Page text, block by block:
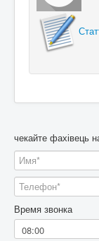
чекайте фахівець
Время звонка